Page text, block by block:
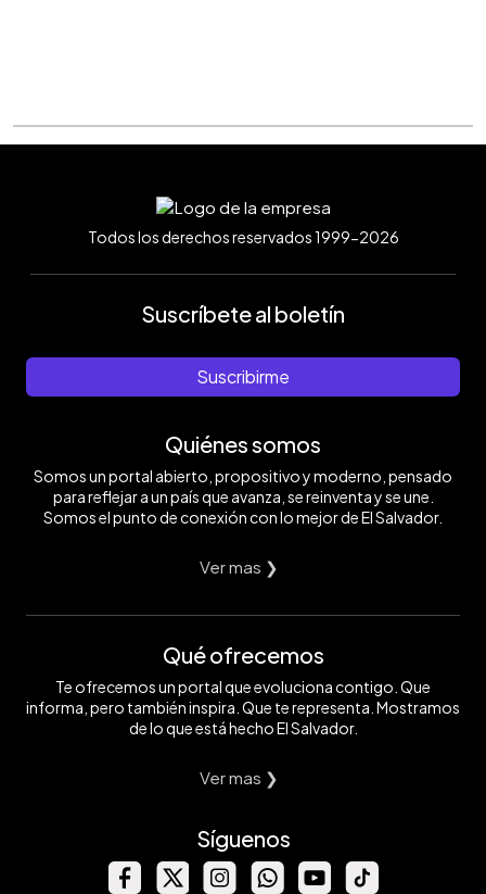
Todos los derechos reservados 1999-2026
Suscríbete al boletín
Suscribirme
Quiénes somos
Somos un portal abierto, propositivo y moderno, pensado
para reflejar a un país que avanza, se reinventa y se une.
Somos el punto de conexión con lo mejor de El Salvador.
Ver mas ❯
Qué ofrecemos
Te ofrecemos un portal que evoluciona contigo. Que
informa, pero también inspira. Que te representa. Mostramos
de lo que está hecho El Salvador.
Ver mas ❯
Síguenos